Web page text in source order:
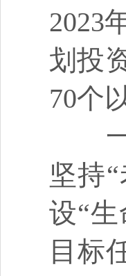
2023
划投
70个
坚持“
设“生
目标